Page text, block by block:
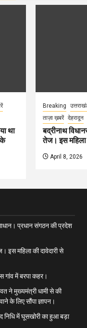
था
के
Breaking
ताज़ा ख़बरें
देहरादून
बद्रीनाथ
तेज। इस महिला
April 8, 2026
प्रधान संगठन की प्रदेश
इस महिला की दावेदारी से
गांव में बरपा कहर।
ने मुख्यमंत्री धामी से की
के लिए सौंपा ज्ञापन।
निधि में घूसखोरी का हुआ बड़ा